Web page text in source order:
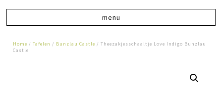
Home /Tafelen / Bunzlau Castle / Theezakjesschaaltje Love Indigo Bunzlau
Castle